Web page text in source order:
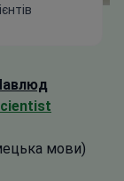
мови)